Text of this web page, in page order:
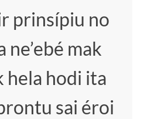
prinsípiu no
ne’ebé mak
hela hodi ita
sai éroi